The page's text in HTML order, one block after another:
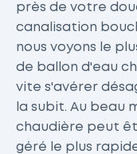
près de votre
canalisation
nous voyons le
de ballon d'eau
vite s'avérer
la subit. Au beau
chaudière peut
géré le plus